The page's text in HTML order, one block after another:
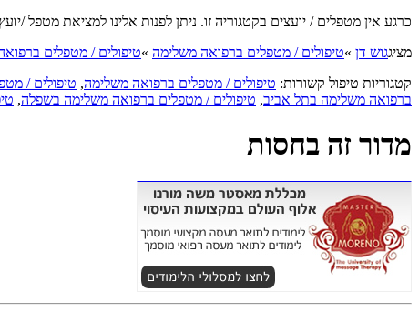
כרגע אין מטפלים / יועצים בקטגוריה זו. ניתן לפנות אלינו למציאת מטפל /
מציגגוש דן »טיפולים / מטפלים ברפואה משלימה »טיפולים / מטפלים
קטגוריות טיפול קשורות: טיפולים / מטפלים ברפואה משלימה, טיפולים /
ברפואה משלימה בתל אביב, טיפולים / מטפלים ברפואה משלימה בשפלה,
מדור זה בחסות